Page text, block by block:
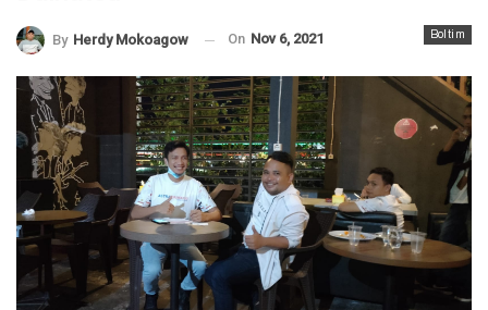
Boltim
By Herdy Mokoagow On Nov 6, 2021